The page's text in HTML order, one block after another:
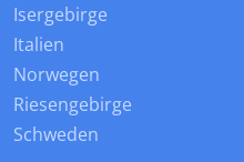
Isergebirge
Italien
Norwegen
Riesengebirge
Schweden